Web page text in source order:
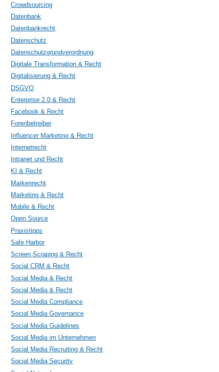
Crowdsourcing
Datenbank
Datenbankrecht
Datenschutz
Datenschutzgrundverordnung
Digitale Transformation & Recht
Digitalisierung & Recht
DSGVO
Enterprise 2.0 & Recht
Facebook & Recht
Forenbetreiber
Influencer Marketing & Recht
Internetrecht
Intranet und Recht
KI & Recht
Markenrecht
Marketing & Recht
Mobile & Recht
Open Source
Praxistipps
Safe Harbor
Screen Scraping & Recht
Social CRM & Recht
Social Media & Recht
Social Media & Recht
Social Media Compliance
Social Media Governance
Social Media Guidelines
Social Media im Unternehmen
Social Media Recruiting & Recht
Social Media Security